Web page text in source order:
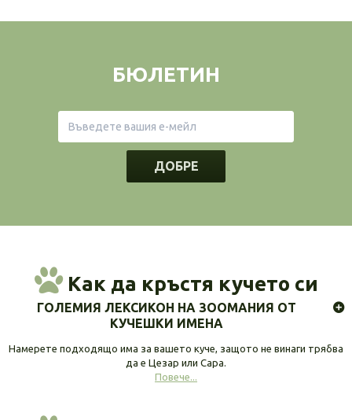
БЮЛЕТИН
ДОБРЕ
Как да кръстя кучето си
ГОЛЕМИЯ ЛЕКСИКОН НА ЗООМАНИЯ ОТ
КУЧЕШКИ ИМЕНА
Намерете подходящо има за вашето куче, защото не винаги трябва
да е Цезар или Сара.
Повече...